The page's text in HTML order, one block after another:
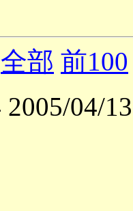
全部 前100
2005/04/13